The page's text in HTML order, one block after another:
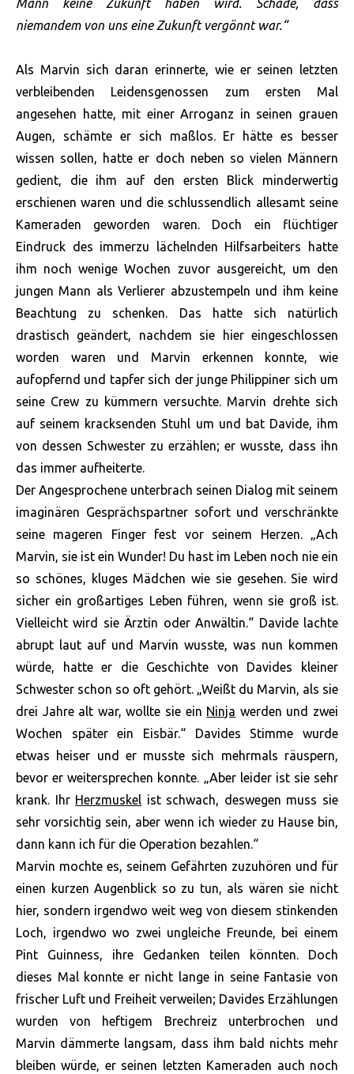
Mann keine Zukunft haben wird. Schade, dass
niemandem von uns eine Zukunft vergönnt war.“
Als Marvin sich daran erinnerte, wie er seinen letzten
verbleibenden Leidensgenossen zum ersten Mal
angesehen hatte, mit einer Arroganz in seinen grauen
Augen, schämte er sich maßlos. Er hätte es besser
wissen sollen, hatte er doch neben so vielen Männern
gedient, die ihm auf den ersten Blick minderwertig
erschienen waren und die schlussendlich allesamt seine
Kameraden geworden waren. Doch ein flüchtiger
Eindruck des immerzu lächelnden Hilfsarbeiters hatte
ihm noch wenige Wochen zuvor ausgereicht, um den
jungen Mann als Verlierer abzustempeln und ihm keine
Beachtung zu schenken. Das hatte sich natürlich
drastisch geändert, nachdem sie hier eingeschlossen
worden waren und Marvin erkennen konnte, wie
aufopfernd und tapfer sich der junge Philippiner sich um
seine Crew zu kümmern versuchte. Marvin drehte sich
auf seinem kracksenden Stuhl um und bat Davide, ihm
von dessen Schwester zu erzählen; er wusste, dass ihn
das immer aufheiterte.
Der Angesprochene unterbrach seinen Dialog mit seinem
imaginären Gesprächspartner sofort und verschränkte
seine mageren Finger fest vor seinem Herzen. „Ach
Marvin, sie ist ein Wunder! Du hast im Leben noch nie ein
so schönes, kluges Mädchen wie sie gesehen. Sie wird
sicher ein großartiges Leben führen, wenn sie groß ist.
Vielleicht wird sie Ärztin oder Anwältin.“ Davide lachte
abrupt laut auf und Marvin wusste, was nun kommen
würde, hatte er die Geschichte von Davides kleiner
Schwester schon so oft gehört. „Weißt du Marvin, als sie
drei Jahre alt war, wollte sie ein Ninja werden und zwei
Wochen später ein Eisbär.“ Davides Stimme wurde
etwas heiser und er musste sich mehrmals räuspern,
bevor er weitersprechen konnte. „Aber leider ist sie sehr
krank. Ihr Herzmuskel ist schwach, deswegen muss sie
sehr vorsichtig sein, aber wenn ich wieder zu Hause bin,
dann kann ich für die Operation bezahlen.“
Marvin mochte es, seinem Gefährten zuzuhören und für
einen kurzen Augenblick so zu tun, als wären sie nicht
hier, sondern irgendwo weit weg von diesem stinkenden
Loch, irgendwo wo zwei ungleiche Freunde, bei einem
Pint Guinness, ihre Gedanken teilen könnten. Doch
dieses Mal konnte er nicht lange in seine Fantasie von
frischer Luft und Freiheit verweilen; Davides Erzählungen
wurden von heftigem Brechreiz unterbrochen und
Marvin dämmerte langsam, dass ihm bald nichts mehr
bleiben würde, er seinen letzten Kameraden auch noch